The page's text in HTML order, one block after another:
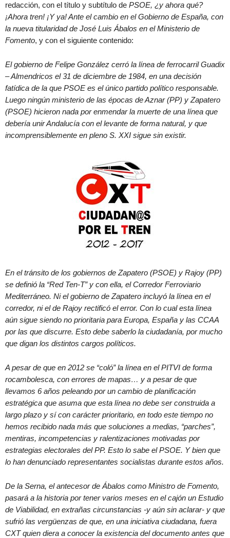
redacción, con el título y subtítulo de PSOE, ¿y ahora qué?
¡Ahora tren! ¡Y ya! Ante el cambio en el Gobierno de España, con
la nueva titularidad de José Luis Ábalos en el Ministerio de
Fomento, y con el siguiente contenido:
El gobierno de Felipe González cerró la línea de ferrocarril Guadix
– Almendricos el 31 de diciembre de 1984, en una decisión
fatídica de la que PSOE es el único partido político responsable.
Luego ningún ministerio de las épocas de Aznar (PP) y Zapatero
(PSOE) hicieron nada por enmendar la muerte de una línea que
debería unir Andalucía con el levante de forma natural, y que
incomprensiblemente en pleno S. XXI sigue sin existir.
En el tránsito de los gobiernos de Zapatero (PSOE) y Rajoy (PP)
se definió la “Red Ten-T” y con ella, el Corredor Ferroviario
Mediterráneo. Ni el gobierno de Zapatero incluyó la línea en el
corredor, ni el de Rajoy rectificó el error. Con lo cual esta línea
aún sigue siendo no prioritaria para Europa, España y las CCAA
por las que discurre. Esto debe saberlo la ciudadanía, por mucho
que digan los distintos cargos políticos.
A pesar de que en 2012 se “coló” la línea en el PITVI de forma
rocambolesca, con errores de mapas… y a pesar de que
llevamos 6 años peleando por un cambio de planificación
estratégica que asuma que esta línea no debe ser construida a
largo plazo y sí con carácter prioritario, en todo este tiempo no
hemos recibido nada más que soluciones a medias, “parches”,
mentiras, incompetencias y ralentizaciones motivadas por
estrategias electorales del PP. Esto lo sabe el PSOE. Y bien que
lo han denunciado representantes socialistas durante estos años.
De la Serna, el antecesor de Ábalos como Ministro de Fomento,
pasará a la historia por tener varios meses en el cajón un Estudio
de Viabilidad, en extrañas circunstancias -y aún sin aclarar- y que
sufrió las vergüenzas de que, en una iniciativa ciudadana, fuera
CXT quien diera a conocer la existencia del documento antes que